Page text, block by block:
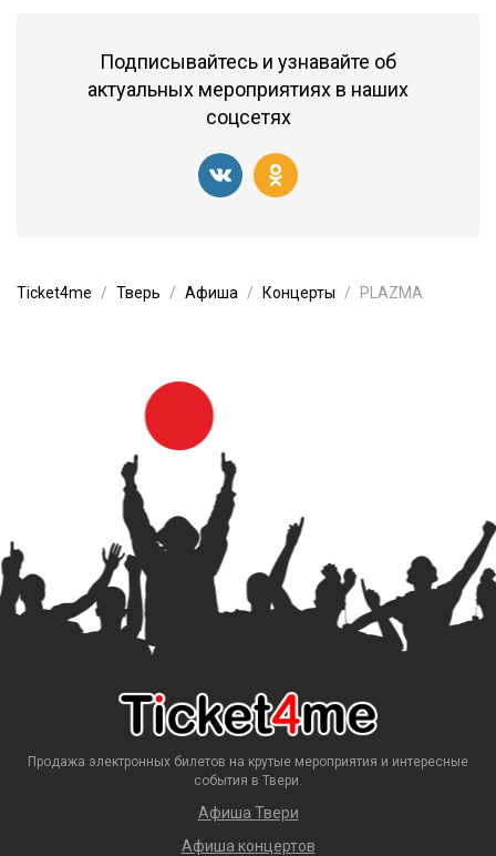
Подписывайтесь и узнавайте об
актуальных мероприятиях в наших
соцсетях
Ticket4me Тверь Афиша Концерты PLAZMA
Продажа электронных билетов на крутые мероприятия и интересные
события в Твери.
Афиша Твери
Афиша концертов